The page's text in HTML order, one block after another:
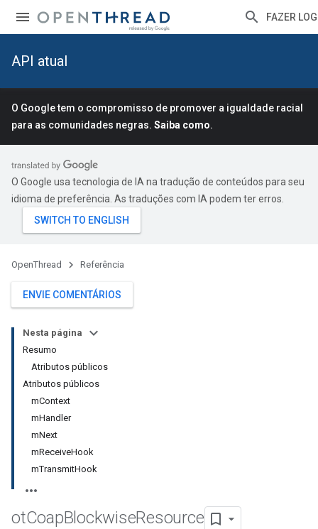
FAZER
API atual
O Google tem o compromisso de promover a igualdade racial
para as comunidades negras. Saiba como.
O Google usa tecnologia de IA na tradução de conteúdos para seu
idioma de preferência. As traduções com IA podem ter erros.
OpenThread Referência
ENVIE COMENTÁRIOS
Nesta página
Resumo
Atributos públicos
Atributos públicos
mContext
mHandler
mNext
mReceiveHook
mTransmitHook
otCoapBlockwiseResource